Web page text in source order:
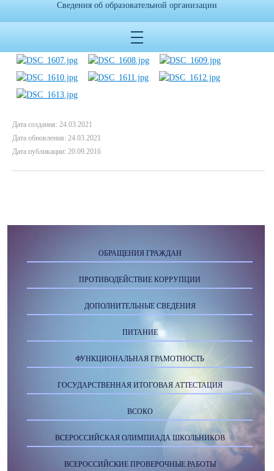
Дата создания: 24.03.2021
Дата обновления: 24.03.2021
Дата публикации: 20.09.2016
ОБРАЩЕНИЯ ГРАЖДАН
ПРОТИВОДЕЙСТВИЕ КОРРУПЦИИ
ДОПОЛНИТЕЛЬНЫЕ СВЕДЕНИЯ
ПИТАНИЕ
ФУНКЦИОНАЛЬНАЯ ГРАМОТНОСТЬ
ГОСУДАРСТВЕННАЯ ИТОГОВАЯ АТТЕСТАЦИЯ
ВСОКО
ВСЕРОССИЙСКАЯ ОЛИМПИАДА ШКОЛЬНИКОВ
ВСЕРОССИЙСКИЕ ПРОВЕРОЧНЫЕ РАБОТЫ
Сведения об образовательной организации